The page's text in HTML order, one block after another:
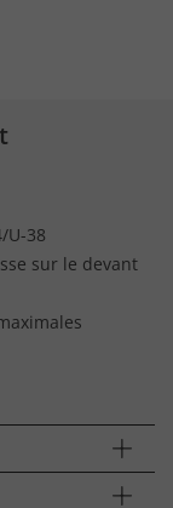
U-38
sur le devant